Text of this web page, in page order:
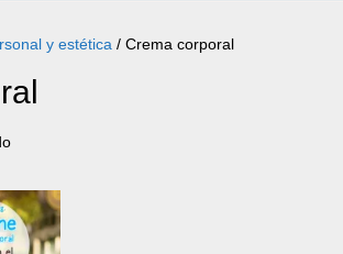
y estética / Crema corporal